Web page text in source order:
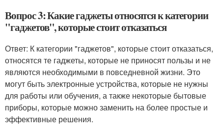
Вопрос 3: Какие гаджеты относятся к категории
"гаджетов", которые стоит отказаться
Ответ: К категории "гаджетов", которые стоит отказаться,
относятся те гаджеты, которые не приносят пользы и не
являются необходимыми в повседневной жизни. Это
могут быть электронные устройства, которые не нужны
для работы или обучения, а также некоторые бытовые
приборы, которые можно заменить на более простые и
эффективные решения.